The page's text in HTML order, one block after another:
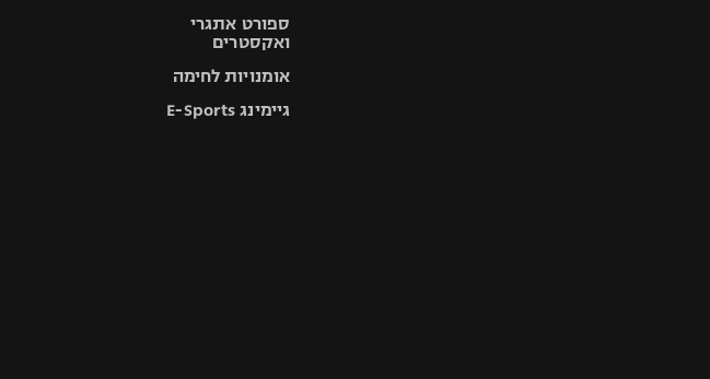
ספורט אתגרי
ואקסטרים
אומנויות לחימה
גיימינג E-Sports